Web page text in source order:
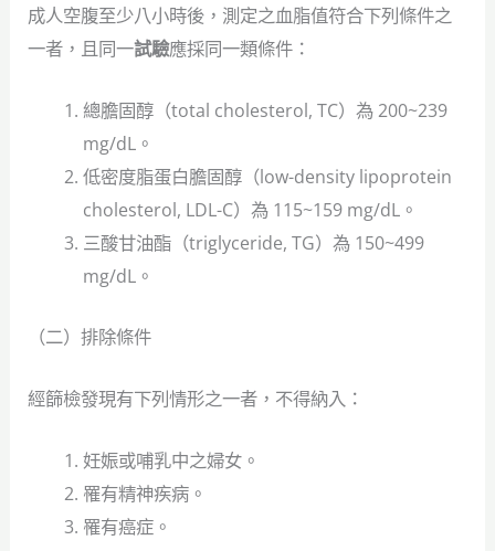
成人空腹至少八小時後，測定之血脂值符合下列條件之
一者，且同一試驗應採同一類條件：
總膽固醇（total cholesterol, TC）為 200~239
mg/dL。
低密度脂蛋白膽固醇（low-density lipoprotein
cholesterol, LDL-C）為 115~159 mg/dL。
三酸甘油酯（triglyceride, TG）為 150~499
mg/dL。
（二）排除條件
經篩檢發現有下列情形之一者，不得納入：
妊娠或哺乳中之婦女。
罹有精神疾病。
罹有癌症。